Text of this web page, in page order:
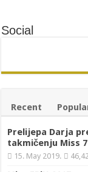
Social
Recent
Prelijepa Darja
takmičenju Miss
15. May 2019.